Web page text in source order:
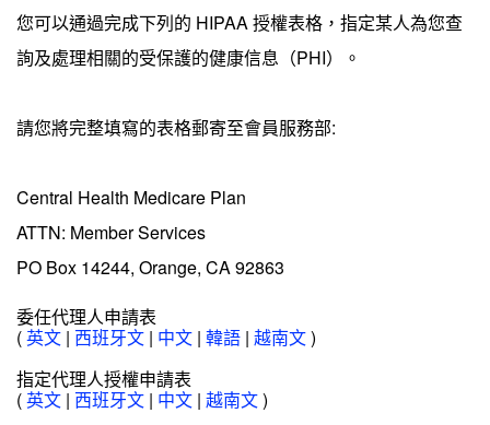
您可以通過完成下列的 HIPAA 授權表格，指定某人為您查
詢及處理相關的受保護的健康信息（PHI）。
請您將完整填寫的表格郵寄至會員服務部:
Central Health Medicare Plan
ATTN: Member Services
PO Box 14244, Orange, CA 92863
委任代理人申請表
(英文 | 西班牙文 | 中文 | 韓語 | 越南文)
指定代理人授權申請表
(英文 | 西班牙文 | 中文 | 越南文)